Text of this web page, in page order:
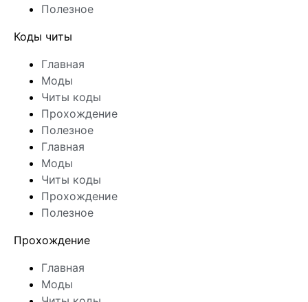
Полезное
Коды читы
Главная
Моды
Читы коды
Прохождение
Полезное
Главная
Моды
Читы коды
Прохождение
Полезное
Прохождение
Главная
Моды